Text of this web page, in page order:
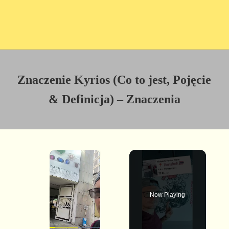
Znaczenie Kyrios (Co to jest, Pojęcie
& Definicja) – Znaczenia
×
Now Playing